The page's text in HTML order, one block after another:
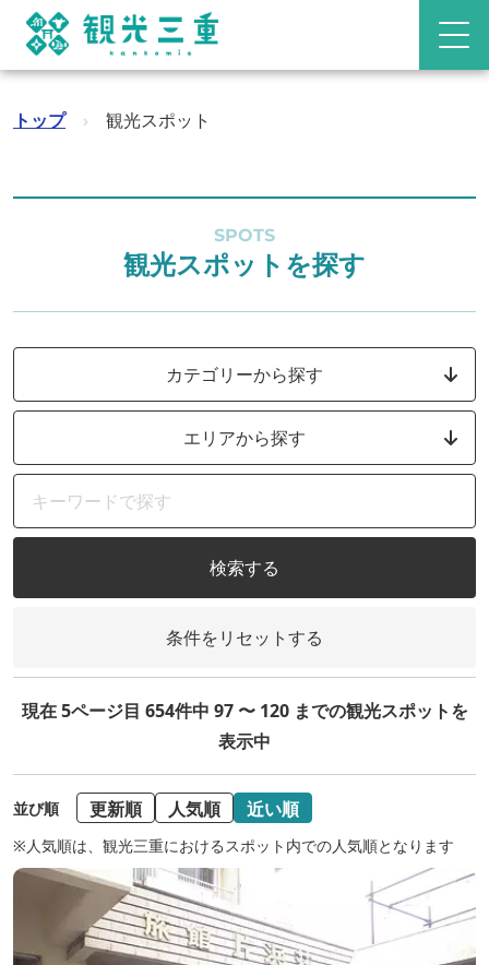
トップ › 観光スポット
SPOTS
観光スポットを探す
カテゴリーから探す
エリアから探す
検索する
条件をリセットする
現在 5ページ目 654件中 97 〜 120 までの観光スポットを
表示中
並び順 更新順 人気順 近い順
※人気順は、観光三重におけるスポット内での人気順となります